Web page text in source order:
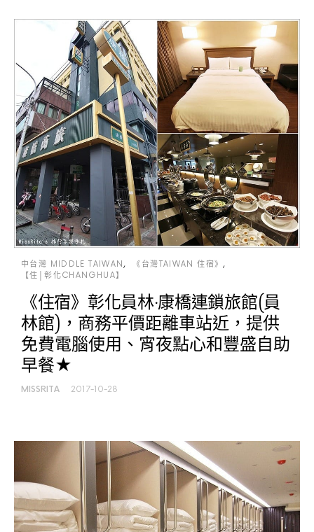
中台灣 MIDDLE TAIWAN
《台灣TAIWAN 住宿》
【住│彰化CHANGHUA】
《住宿》彰化員林‧康橋連鎖旅館(員
林館)，商務平價距離車站近，提供
免費電腦使用、宵夜點心和豐盛自助
早餐★
MISSRITA 2017-10-28